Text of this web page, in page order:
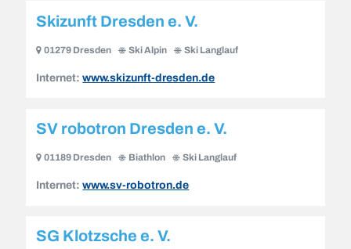
Skizunft Dresden e. V.
01279 Dresden Ski Alpin Ski Langlauf
Internet:www.skizunft-dresden.de
SV robotron Dresden e. V.
01189 Dresden Biathlon Ski Langlauf
Internet:www.sv-robotron.de
SG Klotzsche e. V.